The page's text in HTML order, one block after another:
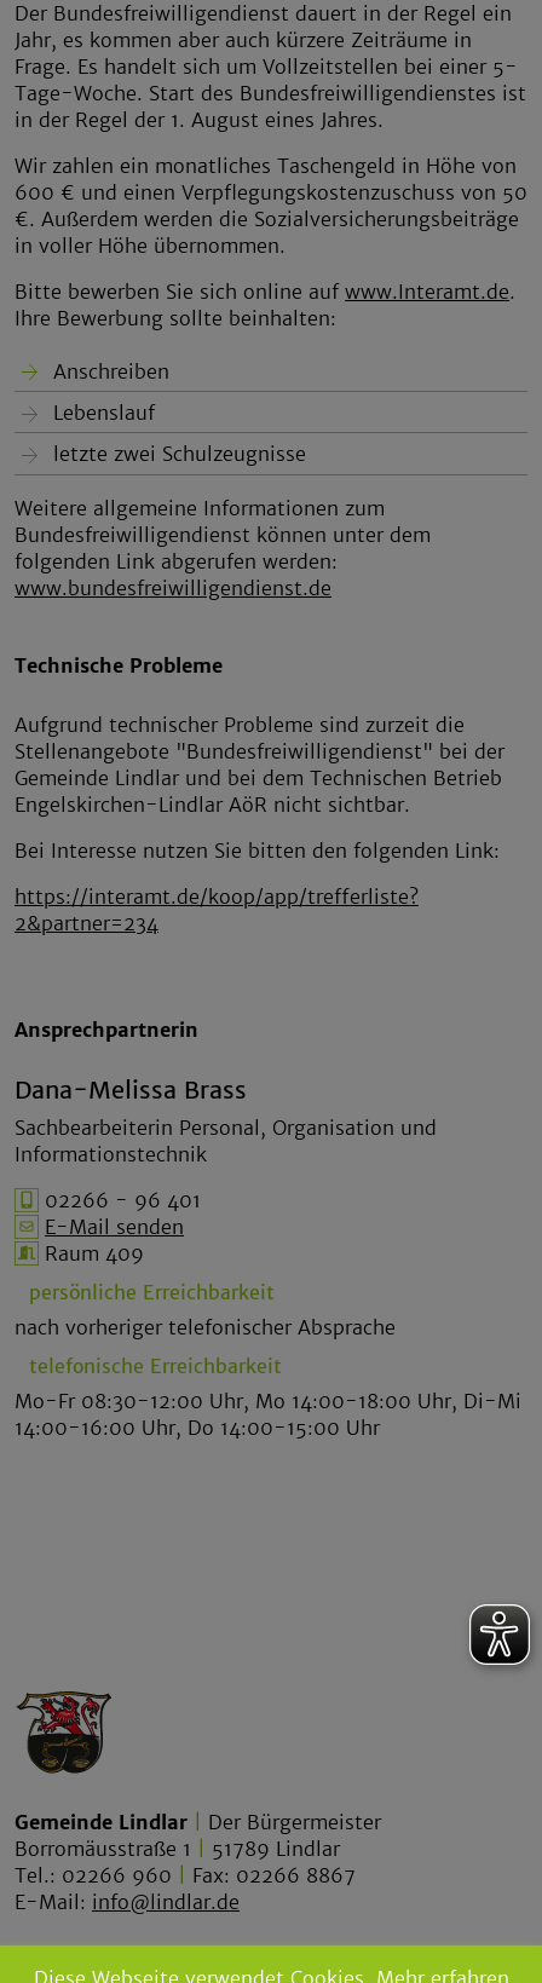
Der Bundesfreiwilligendienst dauert in der Regel ein
Jahr, es kommen aber auch kürzere Zeiträume in
Frage. Es handelt sich um Vollzeitstellen bei einer 5-
Tage-Woche. Start des Bundesfreiwilligendienstes ist
in der Regel der 1. August eines Jahres.
Wir zahlen ein monatliches Taschengeld in Höhe von
600 € und einen Verpflegungskostenzuschuss von 50
€. Außerdem werden die Sozialversicherungsbeiträge
in voller Höhe übernommen.
Bitte bewerben Sie sich online auf www.Interamt.de.
Ihre Bewerbung sollte beinhalten:
Anschreiben
Lebenslauf
letzte zwei Schulzeugnisse
Weitere allgemeine Informationen zum
Bundesfreiwilligendienst können unter dem
folgenden Link abgerufen werden:
www.bundesfreiwilligendienst.de
Technische Probleme
Aufgrund technischer Probleme sind zurzeit die
Stellenangebote "Bundesfreiwilligendienst" bei der
Gemeinde Lindlar und bei dem Technischen Betrieb
Engelskirchen-Lindlar AöR nicht sichtbar.
Bei Interesse nutzen Sie bitten den folgenden Link:
https://interamt.de/koop/app/trefferliste?
2&partner=234
Ansprechpartnerin
Dana-Melissa Brass
Sachbearbeiterin Personal, Organisation und
Informationstechnik
02266 - 96 401
E-Mail senden
Raum 409
persönliche Erreichbarkeit
nach vorheriger telefonischer Absprache
telefonische Erreichbarkeit
Mo-Fr 08:30-12:00 Uhr, Mo 14:00-18:00 Uhr, Di-Mi
14:00-16:00 Uhr, Do 14:00-15:00 Uhr
Gemeinde Lindlar
Der Bürgermeister
Borromäusstraße 1
51789 Lindlar
Tel.: 02266 960
Fax: 02266 8867
E-Mail: info@lindlar.de
Diese Webseite verwendet Cookies. Mehr erfahren